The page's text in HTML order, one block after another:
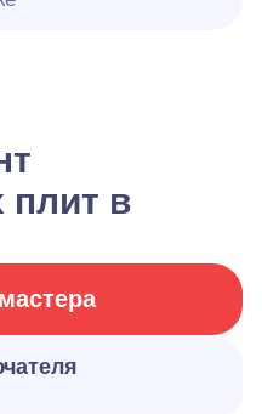
плит в